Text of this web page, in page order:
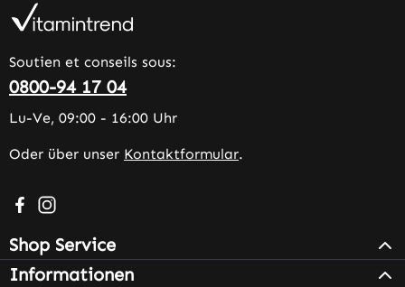
Soutien et conseils sous:
0800-94 17 04
Lu-Ve, 09:00 - 16:00 Uhr
Oder über unser Kontaktformular.
Besuche uns auf Facebook – öffnet in neuem Tab
Schau auf Instagram vorbei – öffnet in neuem Tab
Shop Service
Informationen